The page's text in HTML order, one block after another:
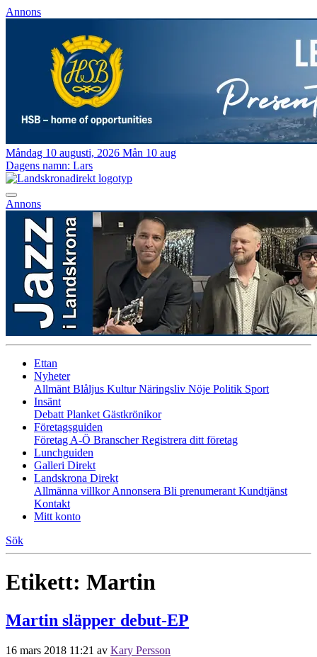
Annons
Måndag 10 augusti, 2026 Mån 10 aug
Dagens namn: Lars
Annons
Ettan
Nyheter
Allmänt Blåljus KulturNäringsliv Nöje Politik Sport
Insänt
Debatt Planket Gästkrönikor
Företagsguiden
Företag A-Ö BranscherRegistrera ditt företag
Lunchguiden
Galleri Direkt
Landskrona Direkt
Allmänna villkorAnnonsera Bli prenumerant Kundtjänst
Kontakt
Mitt konto
Sök
Etikett: Martin
Martin släpper debut-EP
16 mars 2018 11:21 av Kary Persson